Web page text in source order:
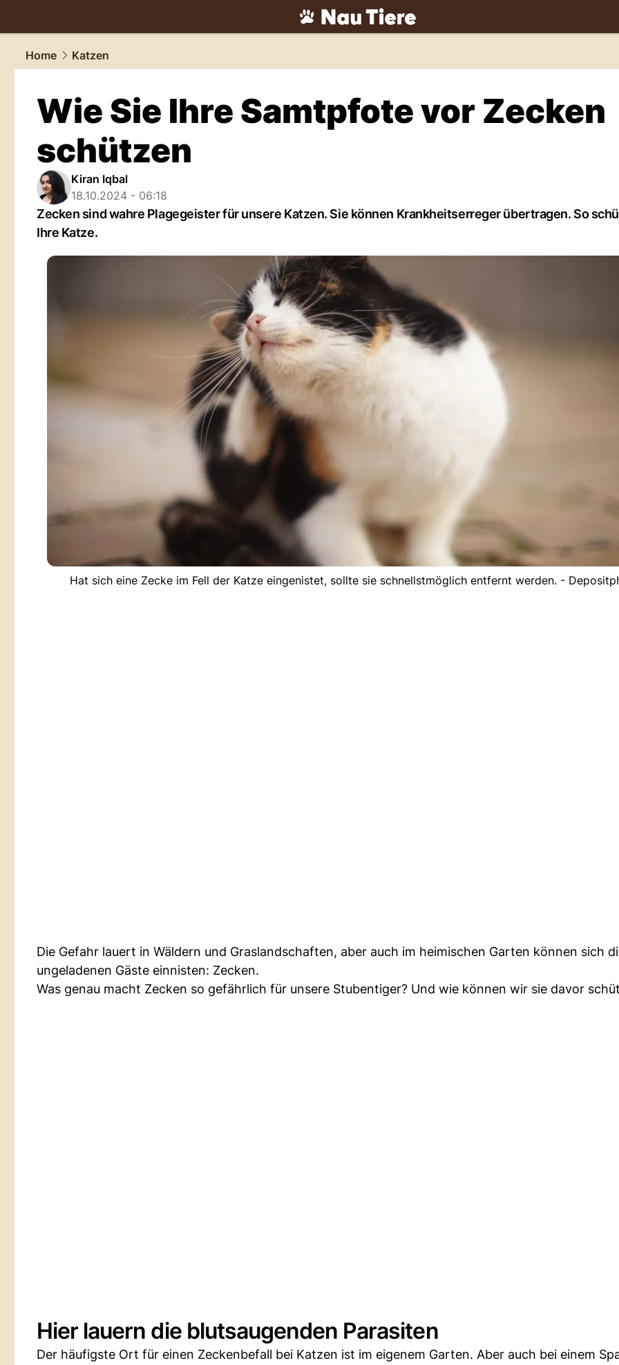
tiere.NAU.ch
Home
Katzen
Wie Sie Ihre Samtpfote vor Zecken
schützen
Kiran Iqbal
18.10.2024 - 06:18
Zecken sind wahre Plagegeister für unsere Katzen. Sie können Krankheitserreger übertragen. So
Ihre Katze.
Hat sich eine Zecke im Fell der Katze eingenistet, sollte sie schnellstmöglich entfernt werden. -
Die Gefahr lauert in Wäldern und Graslandschaften, aber auch im heimischen Garten können sich
ungeladenen Gäste einnisten: Zecken.
Was genau macht Zecken so gefährlich für unsere Stubentiger? Und wie können wir sie davor
Hier lauern die blutsaugenden Parasiten
Der häufigste Ort für einen Zeckenbefall bei Katzen ist im eigenem Garten. Aber auch bei einem